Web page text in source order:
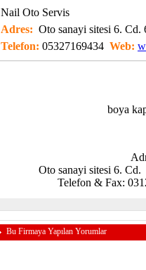
Nail Oto Servis
Adres: Oto sanayi sitesi 6.
Telefon: 05327169434 Web:
boya
Oto sanayi sitesi 6.
Telefon & Fax:
Bu Firmaya Yapılan Yorumlar